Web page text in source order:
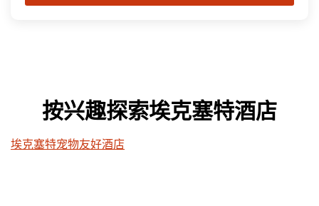
按兴趣探索埃克塞特酒店
埃克塞特宠物友好酒店